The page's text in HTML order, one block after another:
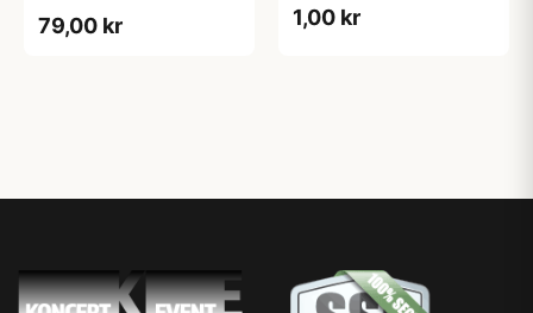
79,00 kr 1,00 kr